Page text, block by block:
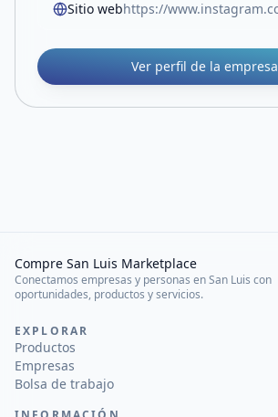
Sitio web
Ver perfil de la empresa
Compre San Luis Marketplace
Conectamos empresas y personas en San Luis con
oportunidades, productos y servicios.
EXPLORAR
Productos
Empresas
Bolsa de trabajo